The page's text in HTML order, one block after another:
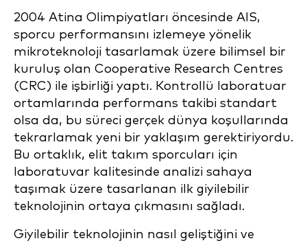
2004 Atina Olimpiyatları öncesinde AIS,
sporcu performansını izlemeye yönelik
mikroteknoloji tasarlamak üzere bilimsel bir
kuruluş olan Cooperative Research Centres
(CRC) ile işbirliği yaptı. Kontrollü laboratuar
ortamlarında performans takibi standart
olsa da, bu süreci gerçek dünya koşullarında
tekrarlamak yeni bir yaklaşım gerektiriyordu.
Bu ortaklık, elit takım sporcuları için
laboratuvar kalitesinde analizi sahaya
taşımak üzere tasarlanan ilk giyilebilir
teknolojinin ortaya çıkmasını sağladı.
Giyilebilir teknolojinin nasıl geliştiğini ve